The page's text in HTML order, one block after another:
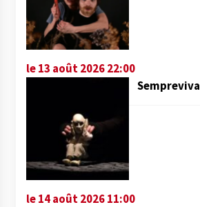
le 13 août 2026 22:00
Sempreviva
le 14 août 2026 11:00